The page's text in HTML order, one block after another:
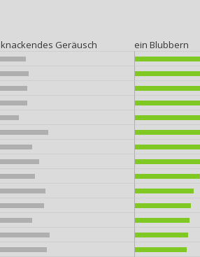
Geräusch ein Blubbern